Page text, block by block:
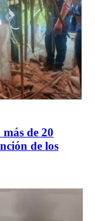
de 20
de los